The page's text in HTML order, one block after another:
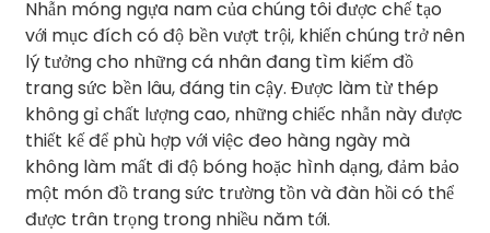
Nhẫn móng ngựa nam của chúng tôi được chế tạo
với mục đích có độ bền vượt trội, khiến chúng trở nên
lý tưởng cho những cá nhân đang tìm kiếm đồ
trang sức bền lâu, đáng tin cậy. Được làm từ thép
không gỉ chất lượng cao, những chiếc nhẫn này được
thiết kế để phù hợp với việc đeo hàng ngày mà
không làm mất đi độ bóng hoặc hình dạng, đảm bảo
một món đồ trang sức trường tồn và đàn hồi có thể
được trân trọng trong nhiều năm tới.